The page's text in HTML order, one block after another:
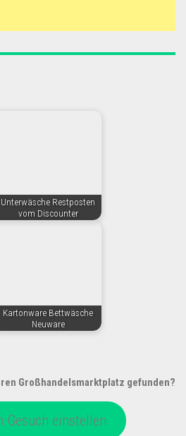
Unterwäsche Restposten
vom Discounter
Kartonware Bettwäsche
Neuware
Großhandelsmarktplatz gefunden?
Gesuch einstellen